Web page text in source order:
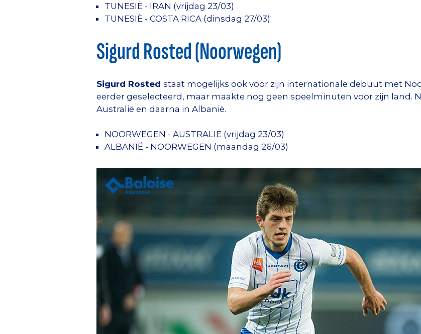
TUNESIË - IRAN (vrijdag 23/03)
TUNESIË - COSTA RICA (dinsdag 27/03)
Sigurd Rosted (Noorwegen)
Sigurd Rosted staat mogelijks ook voor zijn internationale debuut met
eerder geselecteerd, maar maakte nog geen speelminuten voor zijn land.
Australië en daarna in Albanië.
NOORWEGEN - AUSTRALIË (vrijdag 23/03)
ALBANIË - NOORWEGEN (maandag 26/03)